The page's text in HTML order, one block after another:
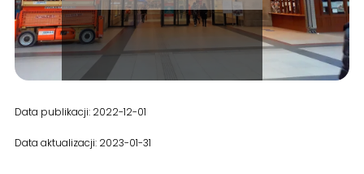
Data publikacji: 2022-12-01
Data aktualizacji: 2023-01-31